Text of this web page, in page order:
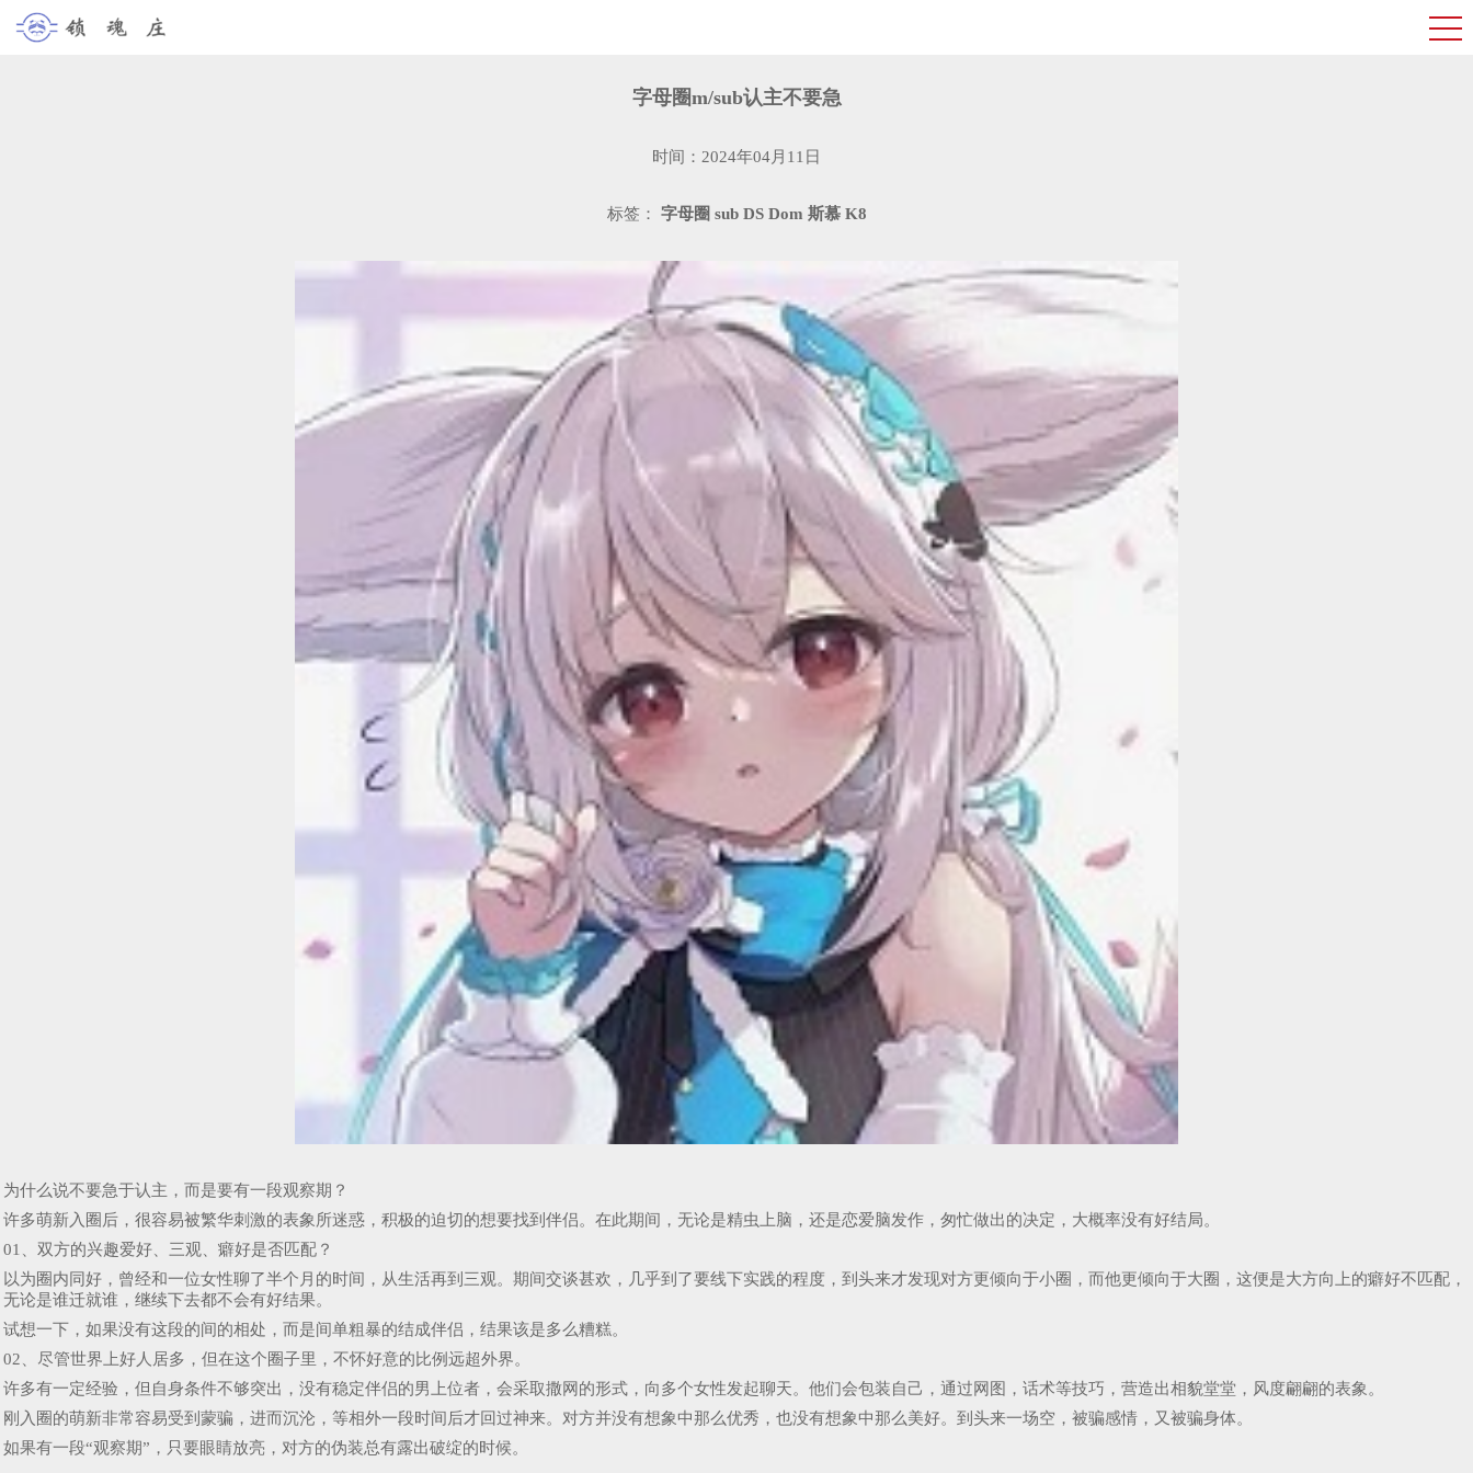
字母圈m/sub认主不要急
时间：2024年04月11日
标签： 字母圈 sub DS Dom 斯慕 K8
为什么说不要急于认主，而是要有一段观察期？
许多萌新入圈后，很容易被繁华刺激的表象所迷惑，积极的迫切的想要找到伴侣。在此期间，无论是精虫上脑，还是恋爱脑发作，匆忙做出的决定，大概率没有好结局。
01、双方的兴趣爱好、三观、癖好是否匹配？
以为圈内同好，曾经和一位女性聊了半个月的时间，从生活再到三观。期间交谈甚欢，几乎到了要线下实践的程度，到头来才发现对方更倾向于小圈，而他更倾向于大圈，这便是大方向上的癖好不匹配，
无论是谁迁就谁，继续下去都不会有好结果。
试想一下，如果没有这段的间的相处，而是间单粗暴的结成伴侣，结果该是多么糟糕。
02、尽管世界上好人居多，但在这个圈子里，不怀好意的比例远超外界。
许多有一定经验，但自身条件不够突出，没有稳定伴侣的男上位者，会采取撒网的形式，向多个女性发起聊天。他们会包装自己，通过网图，话术等技巧，营造出相貌堂堂，风度翩翩的表象。
刚入圈的萌新非常容易受到蒙骗，进而沉沦，等相外一段时间后才回过神来。对方并没有想象中那么优秀，也没有想象中那么美好。到头来一场空，被骗感情，又被骗身体。
如果有一段“观察期”，只要眼睛放亮，对方的伪装总有露出破绽的时候。